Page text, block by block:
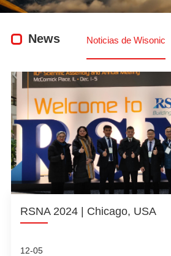
News Noticias de Wisonic
RSNA 2024 | Chicago, USA
12-05